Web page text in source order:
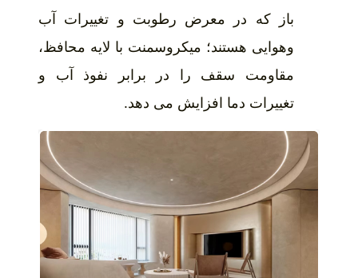
باز که در معرض رطوبت و تغییرات آب
وهوایی هستند؛ میکروسمنت با لایه محافظ،
مقاومت سقف را در برابر نفوذ آب و
تغییرات دما افزایش می دهد.